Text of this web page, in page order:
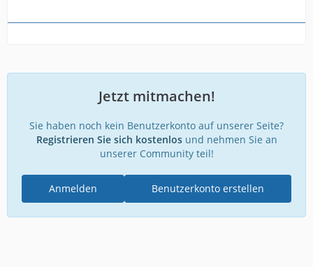
Jetzt mitmachen!
Sie haben noch kein Benutzerkonto auf unserer Seite?
Registrieren Sie sich kostenlosund nehmen Sie an
unserer Community teil!
Benutzerkonto erstellen
Anmelden